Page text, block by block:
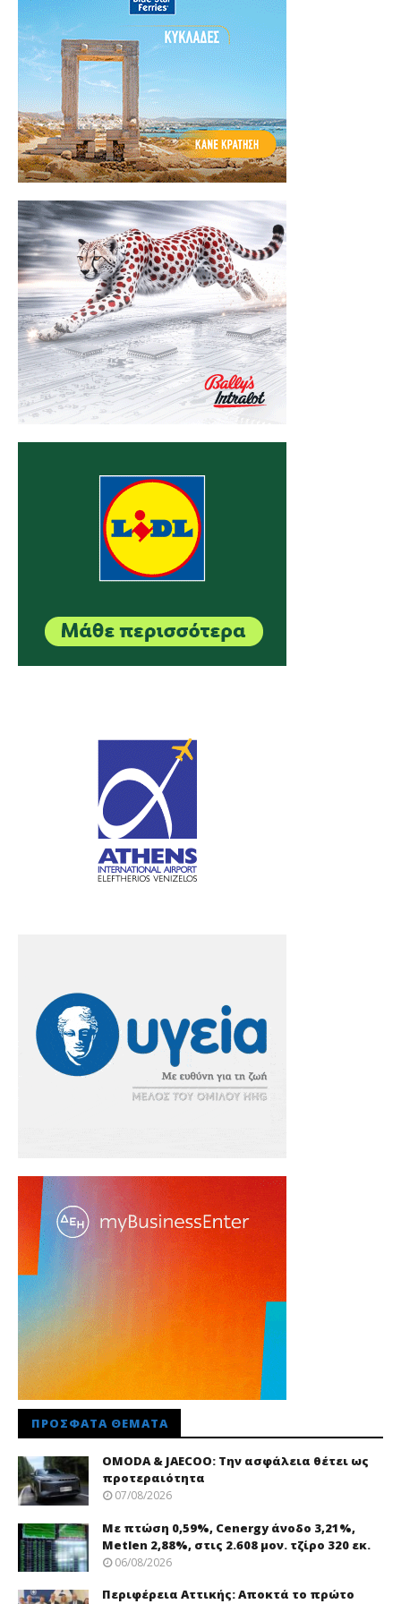
ΠΡΌΣΦΑΤΑ ΘΈΜΑΤΑ
OMODA & JAECOO: Την ασφάλεια θέτει ως
προτεραιότητα
07/08/2026
Με πτώση 0,59%, Cenergy άνοδο 3,21%,
Metlen 2,88%, στις 2.608 μον. τζίρο 320 εκ.
06/08/2026
Περιφέρεια Αττικής: Αποκτά το πρώτο